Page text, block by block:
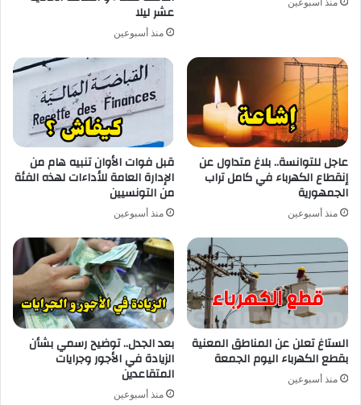
عشر ليلا
منذ أسبوعين
عاجل للتوانسة.. بلاغ متداول عن
إنقطاع الكهرباء في كامل تراب
الجمهورية
منذ أسبوعين
قبل فوات الأوان تنبيه هام من
الإدارة العامة للأداءات لهذه الفئة
من التونسيين
منذ أسبوعين
الستاغ تعلن عن المناطق المعنية
بقطع الكهرباء اليوم الجمعة
منذ أسبوعين
بعد الجدل.. توضيح رسمي بشأن
الزيادة في الأجور وجرايات
المتقاعدين
منذ أسبوعين